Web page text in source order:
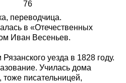
76
переводчица.
в «Отечественных
Иван Весеньев.
уезда в 1828 году.
Училась дома
тоже писательницей,